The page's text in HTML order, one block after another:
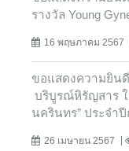
รางวัล Young
16 พฤษภาคม 2567
ขอแสดงความยิน
บริบูรณ์หิรัญสาร ใ
นครินทร” ประจำ
26 เมษายน 2567